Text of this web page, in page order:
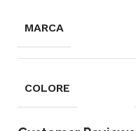
MARCA
COLORE